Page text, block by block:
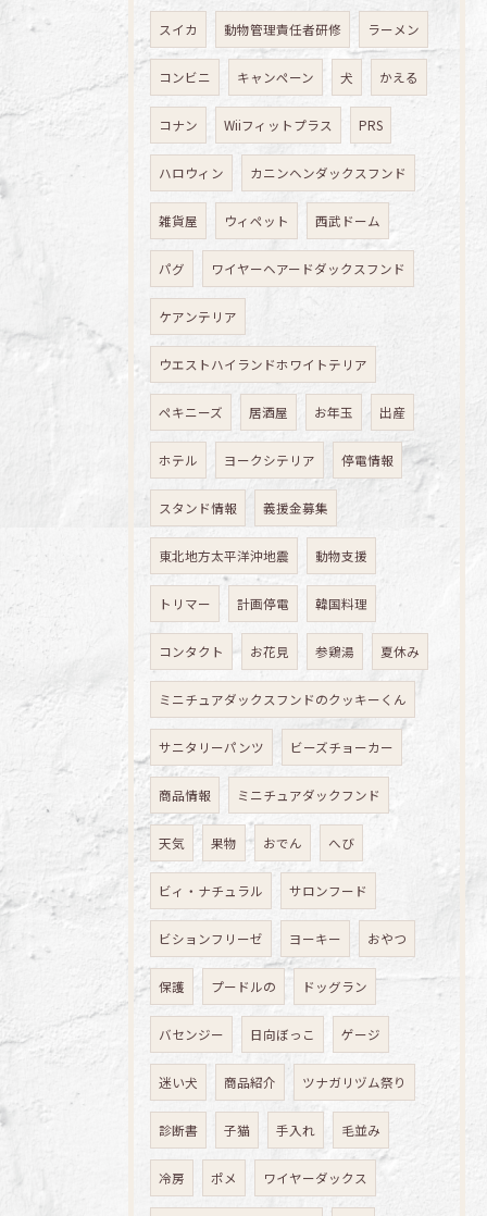
スイカ 動物管理責任者研修 ラーメン
コンビニ キャンペーン 犬 かえる
コナン Wiiフィットプラス PRS
ハロウィン カニンヘンダックスフンド
雑貨屋 ウィペット 西武ドーム
パグ ワイヤーヘアードダックスフンド
ケアンテリア
ウエストハイランドホワイトテリア
ペキニーズ 居酒屋 お年玉 出産
ホテル ヨークシテリア 停電情報
スタンド情報 義援金募集
東北地方太平洋沖地震 動物支援
トリマー 計画停電 韓国料理
コンタクト お花見 参鶏湯 夏休み
ミニチュアダックスフンドのクッキーくん
サニタリーパンツ ビーズチョーカー
商品情報 ミニチュアダックフンド
天気 果物 おでん へび
ビィ・ナチュラル サロンフード
ビションフリーゼ ヨーキー おやつ
保護 プードルの ドッグラン
バセンジー 日向ぼっこ ゲージ
迷い犬 商品紹介 ツナガリヅム祭り
診断書 子猫 手入れ 毛並み
冷房 ポメ ワイヤーダックス